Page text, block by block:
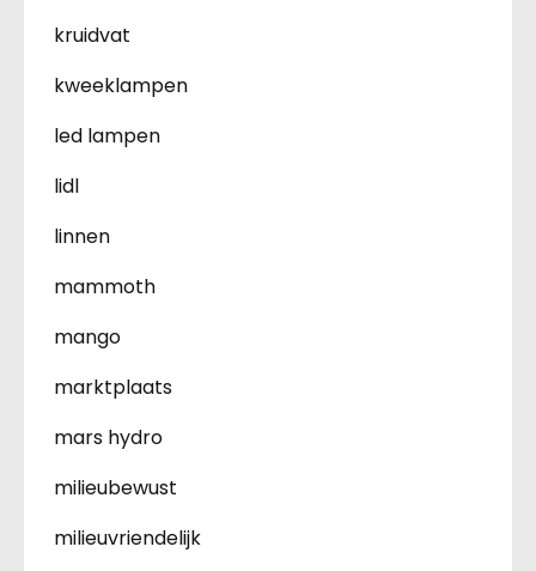
kruidvat
kweeklampen
led lampen
lidl
linnen
mammoth
mango
marktplaats
mars hydro
milieubewust
milieuvriendelijk